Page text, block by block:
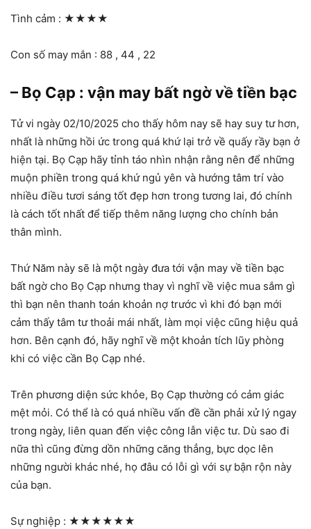
Tình cảm : ★★★★
Con số may mắn : 88 , 44 , 22
– Bọ Cạp : vận may bất ngờ về tiền bạc
Tử vi ngày 02/10/2025 cho thấy hôm nay sẽ hay suy tư hơn,
nhất là những hồi ức trong quá khứ lại trở về quấy rầy bạn ở
hiện tại. Bọ Cạp hãy tỉnh táo nhìn nhận rằng nên để những
muộn phiền trong quá khứ ngủ yên và hướng tâm trí vào
nhiều điều tươi sáng tốt đẹp hơn trong tương lai, đó chính
là cách tốt nhất để tiếp thêm năng lượng cho chính bản
thân mình.
Thứ Năm này sẽ là một ngày đưa tới vận may về tiền bạc
bất ngờ cho Bọ Cạp nhưng thay vì nghĩ về việc mua sắm gì
thì bạn nên thanh toán khoản nợ trước vì khi đó bạn mới
cảm thấy tâm tư thoải mái nhất, làm mọi việc cũng hiệu quả
hơn. Bên cạnh đó, hãy nghĩ về một khoản tích lũy phòng
khi có việc cần Bọ Cạp nhé.
Trên phương diện sức khỏe, Bọ Cạp thường có cảm giác
mệt mỏi. Có thể là có quá nhiều vấn đề cần phải xử lý ngay
trong ngày, liên quan đến việc công lẫn việc tư. Dù sao đi
nữa thì cũng đừng dồn những căng thẳng, bực dọc lên
những người khác nhé, họ đâu có lỗi gì với sự bận rộn này
của bạn.
Sự nghiệp : ★★★★★★